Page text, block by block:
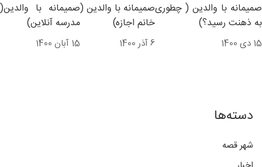
صمیمانه با والدین ( چطوری
به ذهنت رسید؟)
15 دی 1400
صمیمانه با والدین (
خانم اجازه)
6 آذر 1400
صمیمانه با والدین(
مدرسه آنلاین)
15 آبان 1400
دسته‌ها
شهر قصه